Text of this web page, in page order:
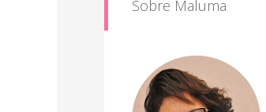
Sobre Maluma